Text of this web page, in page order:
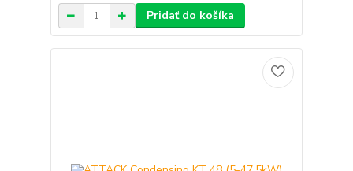
Pridať do košíka